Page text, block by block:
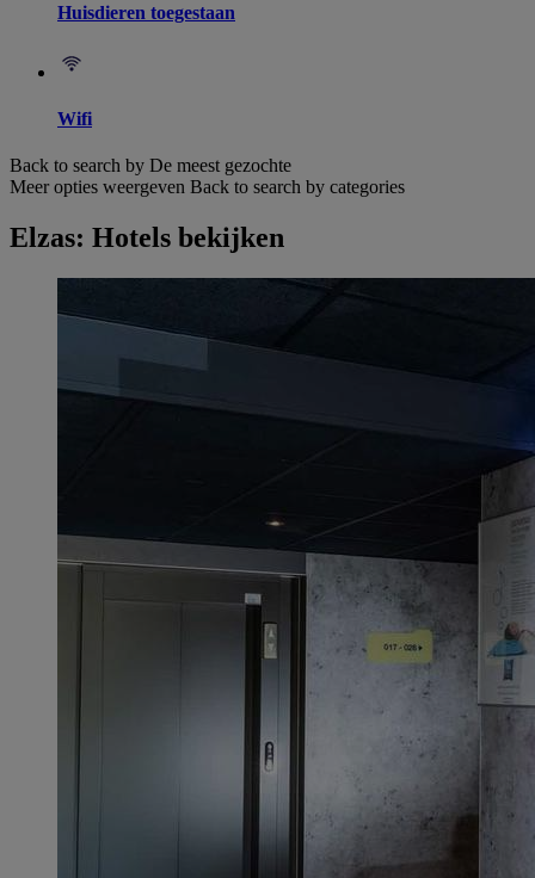
Huisdieren toegestaan
Wifi
Back to search by De meest gezochte
Meer opties weergeven Back to search by categories
Elzas: Hotels bekijken